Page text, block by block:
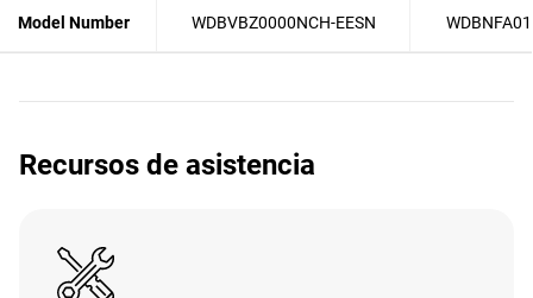
Model Number WDBVBZ0000NCH-EESN
Recursos de asistencia